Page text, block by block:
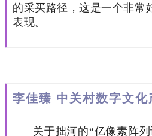
的采买路径，这是一个非常
表现。
李佳臻 中关村数字文化
关于拙河的“亿像素阵